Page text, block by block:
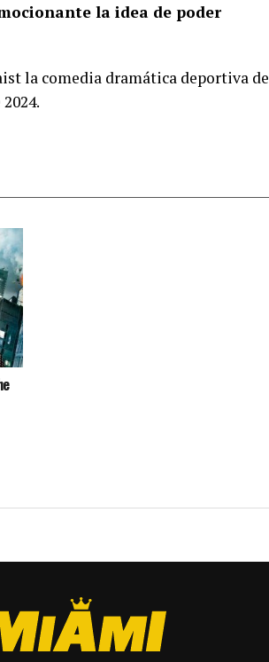
la idea de poder
la comedia dramática deportiva de